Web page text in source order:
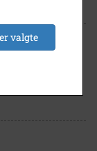
valgte